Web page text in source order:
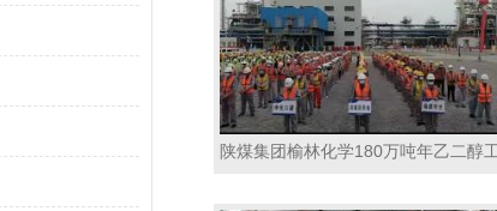
陕煤集团榆林化学180万吨年乙二醇